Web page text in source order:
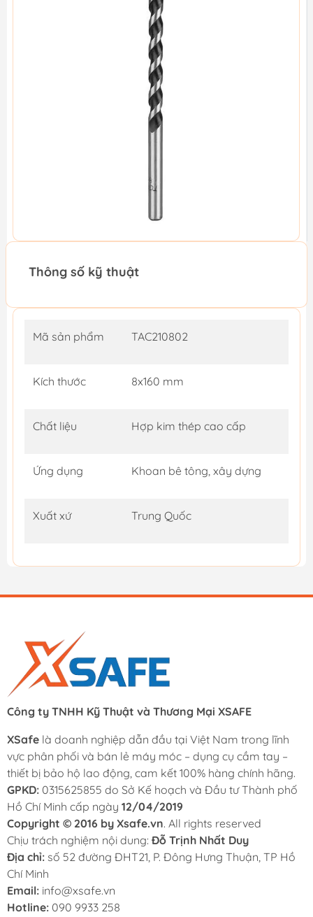
Thông số kỹ thuật
Mã sản phẩm TAC210802
Kích thước 8x160 mm
Chất liệu Hợp kim thép cao cấp
Ứng dụng Khoan bê tông, xây dựng
Xuất xứ Trung Quốc
Công ty TNHH Kỹ Thuật và Thương Mại XSAFE
XSafe là doanh nghiệp dẫn đầu tại Việt Nam trong lĩnh
vực phân phối và bán lẻ máy móc – dụng cụ cầm tay –
thiết bị bảo hộ lao động, cam kết 100% hàng chính hãng.
GPKD: 0315625855 do Sở Kế hoạch và Đầu tư Thành phố
Hồ Chí Minh cấp ngày 12/04/2019
Copyright © 2016 by Xsafe.vn. All rights reserved
Chịu trách nghiệm nội dung: Đỗ Trịnh Nhất Duy
Địa chỉ: số 52 đường ĐHT21, P. Đông Hưng Thuận, TP Hồ
Chí Minh
Email: info@xsafe.vn
Hotline: 090 9933 258